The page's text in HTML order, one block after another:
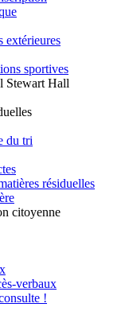
extérieures
sportives
Stewart Hall
du tri
résiduelles
citoyenne
verbaux
!